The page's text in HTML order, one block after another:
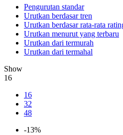
Pengurutan standar
Urutkan berdasar tren
Urutkan berdasar rata-rata
Urutkan menurut yang terbaru
Urutkan dari termurah
Urutkan dari termahal
Show
16
16
32
48
-13%